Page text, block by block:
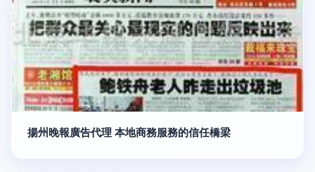
揚州晚報廣告代理 本地商務服務的信任橋梁